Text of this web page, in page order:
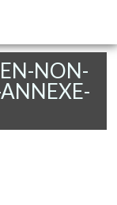
NON-